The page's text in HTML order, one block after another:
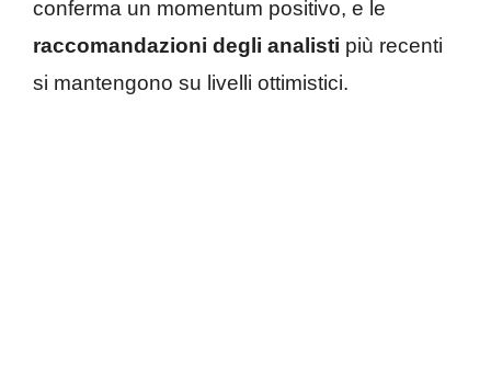
conferma un momentum positivo, e le
raccomandazioni degli analisti più recenti
si mantengono su livelli ottimistici.